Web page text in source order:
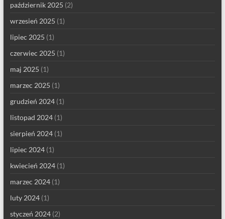
październik 2025 (2)
wrzesień 2025 (1)
lipiec 2025 (1)
czerwiec 2025 (1)
maj 2025 (1)
marzec 2025 (1)
grudzień 2024(1)
listopad 2024(1)
sierpień 2024(1)
lipiec 2024(1)
kwiecień 2024(1)
marzec 2024(1)
luty 2024(1)
styczeń 2024(2)